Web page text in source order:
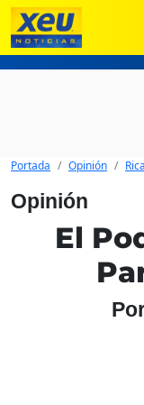
Portada Opinión
Opinión
El